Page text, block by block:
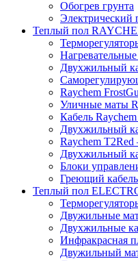
Обогрев грунта
Электрический
Теплый пол
Двухжильный
Raychem
Уличные маты
Кабель
Двухжильный
Raychem T2Red
Двухжильный
Блоки
Греющий
Теплый пол
Двужильные
Двухжильные
Инфракрасная
Двужильный